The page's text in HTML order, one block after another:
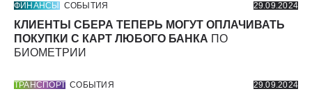
ФИНАНСЫ СОБЫТИЯ 29.09.2024
КЛИЕНТЫ СБЕРА ТЕПЕРЬ МОГУТ ОПЛАЧИВАТЬ
ПОКУПКИ С КАРТ ЛЮБОГО БАНКА ПО
БИОМЕТРИИ
ТРАНСПОРТ СОБЫТИЯ 29.09.2024